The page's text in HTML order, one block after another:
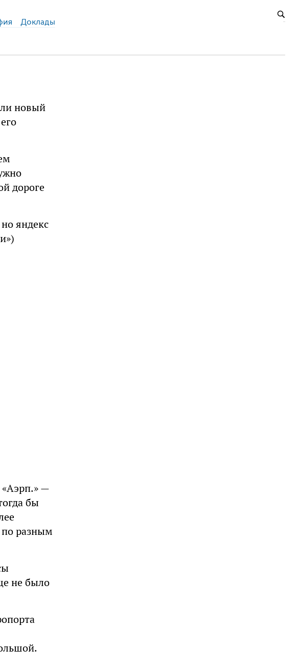
Доклады
новый
дороге
яндекс
«Аэрп.» —
бы
по разным
не было